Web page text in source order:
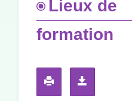
Lieux de
formation